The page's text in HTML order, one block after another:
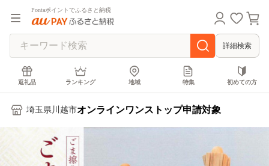
Pontaポイントでふるさと納税
詳細検索
返礼品 ランキング 地域 特集 初めての方
埼玉県川越市オンラインワンストップ申請対象